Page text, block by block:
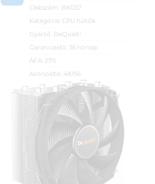
Cikkszám: BK037
Kategória: CPU hűtők
Gyártó: BeQuiet!
Garanciaidő:
36 hónap
ÁFA:
27%
Azonosító: 48156
37 990Ft